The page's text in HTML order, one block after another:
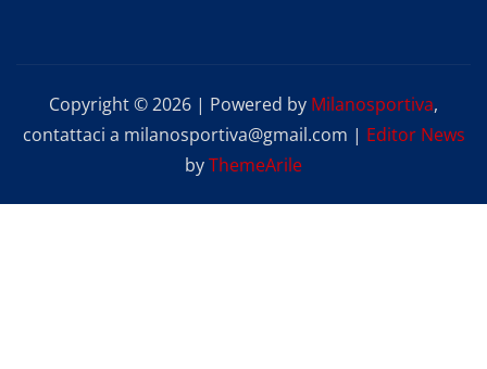
Copyright © 2026 | Powered by Milanosportiva,
contattaci a milanosportiva@gmail.com | Editor News
byThemeArile